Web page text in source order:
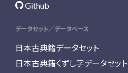
Github
データセット／データベース
日本古典籍データセット
日本古典籍くずし字データセット